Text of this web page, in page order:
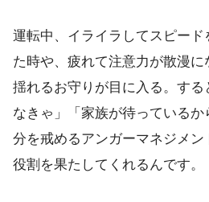
運転中、イライラしてスピード
た時や、疲れて注意力が散漫に
揺れるお守りが目に入る。する
なきゃ」「家族が待っている
分を戒めるアンガーマネジメ
役割を果たしてくれるんです。